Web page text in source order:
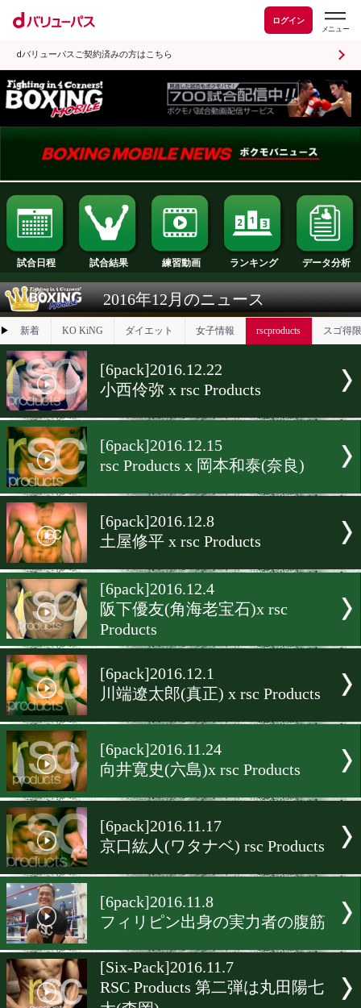
ログイン
dバリューパスご契約済みの方はこちら
試合日程 試合結果 練習動画 ランキング
2016年12月のニュース
▶ 新着 KO KiNG ダイエット 女子情報
[6pack]2016.12.22
小西伶弥 x rsc Products
[6pack]2016.12.15
[6pack]2016.12.8
土屋修平 x rsc Products
[6pack]2016.12.4
Products
川端遼太郎(真正) x rsc
[6pack]2016.11.24
向井寛史(六島)x rsc
[6pack]2016.11.17